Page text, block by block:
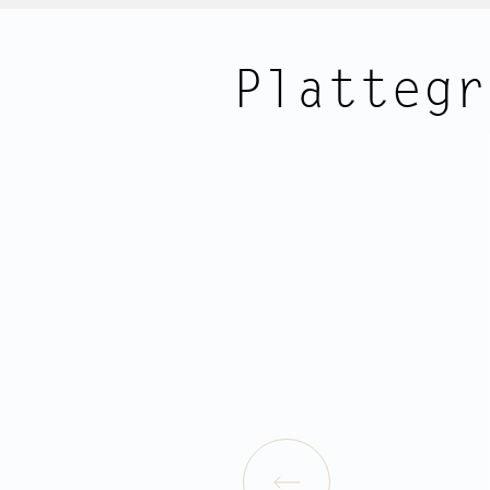
door landschapsarchitect Bram
stedenbouwkundig ontwerp van
gegeven door verschillende
Personal trainers in groepjes en in
Om de hoek ligt het populaire
binnenstad is tevens op korte
Winkelen kan in de Czaar
keuze uit 3 supermarkten in de